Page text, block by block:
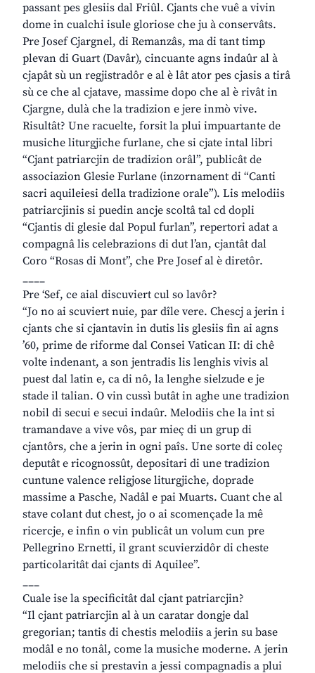
passant pes glesiis dal Friûl. Cjants che vuê a vivin
dome in cualchi isule gloriose che ju à conservâts.
Pre Josef Cjargnel, di Remanzâs, ma di tant timp
plevan di Guart (Davâr), cincuante agns indaûr al à
cjapât sù un regjistradôr e al è lât ator pes cjasis a tirâ
sù ce che al cjatave, massime dopo che al è rivât in
Cjargne, dulà che la tradizion e jere inmò vive.
Risultât? Une racuelte, forsit la plui impuartante de
musiche liturgjiche furlane, che si cjate intal libri
“Cjant patriarcjin de tradizion orâl”, publicât de
associazion Glesie Furlane (inzornament di “Canti
sacri aquileiesi della tradizione orale”). Lis melodiis
patriarcjinis si puedin ancje scoltâ tal cd dopli
“Cjantis di glesie dal Popul furlan”, repertori adat a
compagnâ lis celebrazions di dut l’an, cjantât dal
Coro “Rosas di Mont”, che Pre Josef al è diretôr.
____
Pre ‘Sef, ce aial discuviert cul so lavôr?
“Jo no ai scuviert nuie, par dîle vere. Chescj a jerin i
cjants che si cjantavin in dutis lis glesiis fin ai agns
’60, prime de riforme dal Consei Vatican II: di chê
volte indenant, a son jentradis lis lenghis vivis al
puest dal latin e, ca di nô, la lenghe sielzude e je
stade il talian. O vin cussì butât in aghe une tradizion
nobil di secui e secui indaûr. Melodiis che la int si
tramandave a vive vôs, par mieç di un grup di
cjantôrs, che a jerin in ogni paîs. Une sorte di coleç
deputât e ricognossût, depositari di une tradizion
cuntune valence religjose liturgjiche, doprade
massime a Pasche, Nadâl e pai Muarts. Cuant che al
stave colant dut chest, jo o ai scomençade la mê
ricercje, e infin o vin publicât un volum cun pre
Pellegrino Ernetti, il grant scuvierzidôr di cheste
particolaritât dai cjants di Aquilee”.
___
Cuale ise la specificitât dal cjant patriarcjin?
“Il cjant patriarcjin al à un caratar dongje dal
gregorian; tantis di chestis melodiis a jerin su base
modâl e no tonâl, come la musiche moderne. A jerin
melodiis che si prestavin a jessi compagnadis a plui